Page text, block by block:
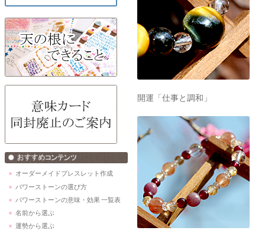
オーダーメイドブレスレット作成
パワーストーンの選び方
パワーストーンの意味・効果 一覧表
名前から選ぶ
運勢から選ぶ
開運「仕事と調和」